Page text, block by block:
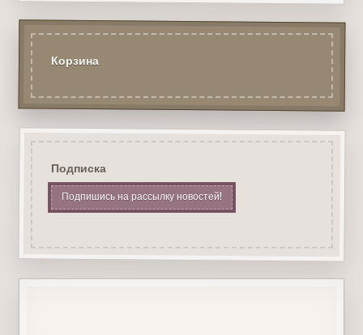
Корзина
Подписка
Подпишись на рассылку новостей!